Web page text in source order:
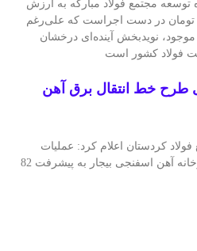
121 پروژه توسعه مجتمع فولاد مبارکه به ارزش
میلیارد تومان در دست اجراست که علی‌رغم
نویدبخش آینده‌ای درخشان
فولاد کشور است
درصدی طرح خط انتقال برق آهن
کردستان اعلام کرد: عملیات
طرح خط انتقال برق کارخانه آهن اسفنجی بیجار به پیشرفت 82